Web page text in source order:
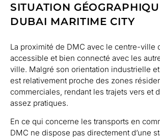
SITUATION
DUBAI MARITIME CITY
La proximité de DMC avec le centre-ville
accessible et bien connecté avec les
ville. Malgré son orientation industrielle
est relativement proche des zones
commerciales, rendant les trajets vers et
assez pratiques.
En ce qui concerne les transports en
DMC ne dispose pas directement d’une